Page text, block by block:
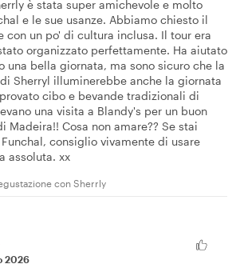
è stata super amichevole e molto
e le sue usanze. Abbiamo chiesto il
con un po' di cultura inclusa. Il tour era
organizzato perfettamente. Ha aiutato
una bella giornata, ma sono sicuro che la
Sherryl illuminerebbe anche la giornata
cibo e bevande tradizionali di
una visita a Blandy's per un buon
Madeira!! Cosa non amare?? Se stai
consiglio vivamente di usare
assoluta. xx
con Sherrly
2026